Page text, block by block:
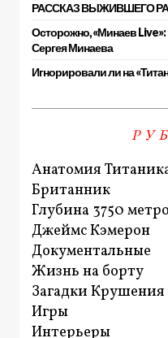
РАССКАЗ ВЫЖИВШЕГО
Осторожно, «Минаев Live»:
Сергея Минаева
Игнорировали ли на
Анатомия
Британник
Глубина 3750
Джеймс Кэмерон
Документальные
Жизнь на борту
Загадки Крушения
Игры
Интерьеры